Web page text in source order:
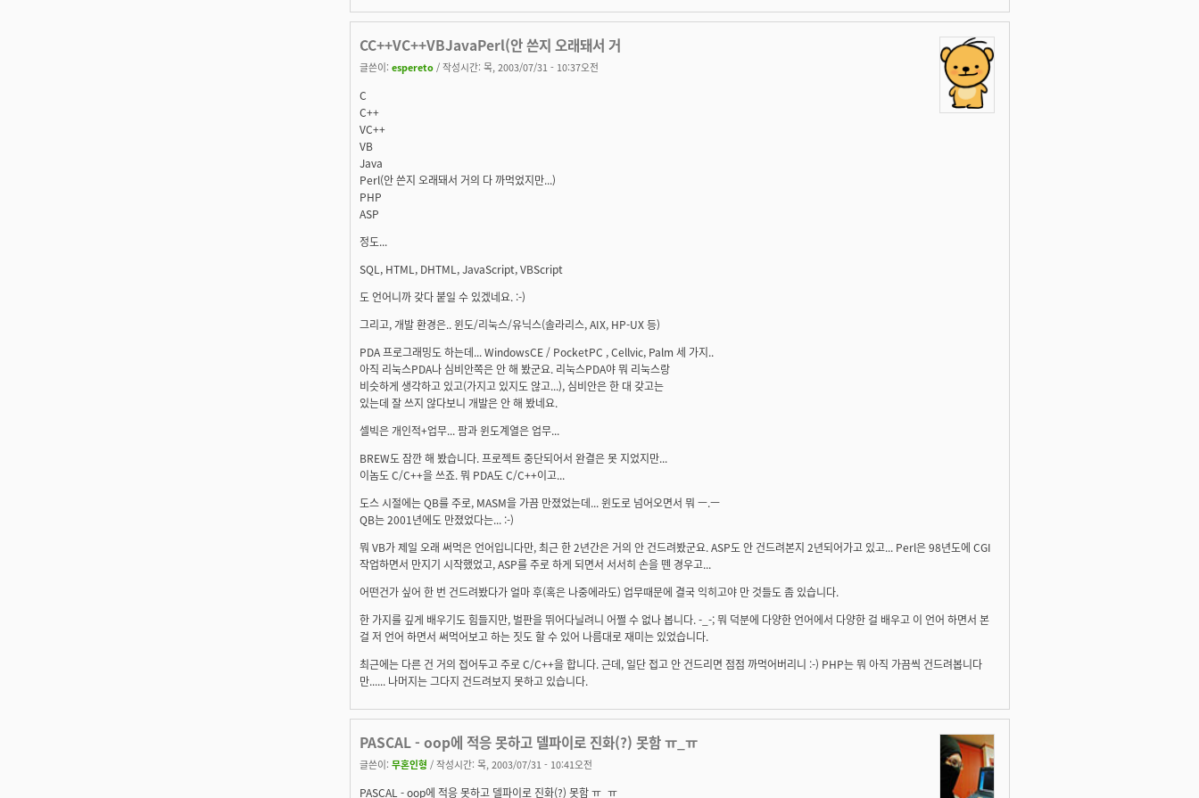
CC++VC++VBJavaPerl(안 쓴지 오래돼서 거
글쓴이: espereto / 작성시간: 목, 2003/07/31 - 10:37오전
C
C++
VC++
VB
Java
Perl(안 쓴지 오래돼서 거의 다 까먹었지만...)
PHP
ASP
정도...
SQL, HTML, DHTML, JavaScript, VBScript
도 언어니까 갖다 붙일 수 있겠네요. :-)
그리고, 개발 환경은.. 윈도/리눅스/유닉스(솔라리스, AIX, HP-UX 등)
PDA 프로그래밍도 하는데... WindowsCE / PocketPC , Cellvic, Palm 세 가지..
아직 리눅스PDA나 심비안쪽은 안 해 봤군요. 리눅스PDA야 뭐 리눅스랑
비슷하게 생각하고 있고(가지고 있지도 않고...), 심비안은 한 대 갖고는
있는데 잘 쓰지 않다보니 개발은 안 해 봤네요.
셀빅은 개인적+업무... 팜과 윈도계열은 업무...
BREW도 잠깐 해 봤습니다. 프로젝트 중단되어서 완결은 못 지었지만...
이놈도 C/C++을 쓰죠. 뭐 PDA도 C/C++이고...
도스 시절에는 QB를 주로, MASM을 가끔 만졌었는데... 윈도로 넘어오면서 뭐 ㅡ.ㅡ
QB는 2001년에도 만졌었다는... :-)
뭐 VB가 제일 오래 써먹은 언어입니다만, 최근 한 2년간은 거의 안 건드려봤군요. ASP도 안 건드려본지 2년되어가고 있고... Perl은 98년도에 CGI
작업하면서 만지기 시작했었고, ASP를 주로 하게 되면서 서서히 손을 뗀 경우고...
어떤건가 싶어 한 번 건드려봤다가 얼마 후(혹은 나중에라도) 업무때문에 결국 익히고야 만 것들도 좀 있습니다.
한 가지를 깊게 배우기도 힘들지만, 벌판을 뛰어다닐려니 어쩔 수 없나 봅니다. -_-; 뭐 덕분에 다양한 언어에서 다양한 걸 배우고 이 언어 하면서 본
걸 저 언어 하면서 써먹어보고 하는 짓도 할 수 있어 나름대로 재미는 있었습니다.
최근에는 다른 건 거의 접어두고 주로 C/C++을 합니다. 근데, 일단 접고 안 건드리면 점점 까먹어버리니 :-) PHP는 뭐 아직 가끔씩 건드려봅니다
만...... 나머지는 그다지 건드려보지 못하고 있습니다.
PASCAL - oop에 적응 못하고 델파이로 진화(?) 못함 ㅠ_ㅠ
글쓴이: 무혼인형 / 작성시간: 목, 2003/07/31 - 10:41오전
PASCAL - oop에 적응 못하고 델파이로 진화(?) 못함 ㅠ_ㅠ